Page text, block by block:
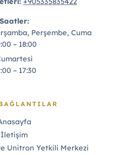
Saatler:
Perşembe, Cuma
– 18:00
– 17:30
İletişim
Unitron Yetkili Merkezi